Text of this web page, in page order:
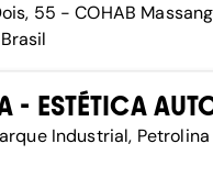
55 - COHAB
- ESTÉTICA
Industrial,